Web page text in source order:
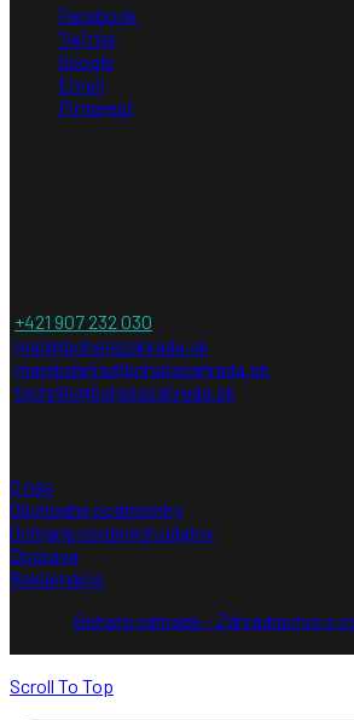
Facebook
Twitter
Google
Email
Pinterest
+421 907 232 030
mail@bohatazahrada.sk
marekdanis@bohatazahrada.sk
technik@bohatazahrada.sk
O nás
Obchodné podmienky
Ochrana osobných údajov
Doprava
Reklamácie
Bohatá záhrada – Záhradníctvo s
Scroll To Top